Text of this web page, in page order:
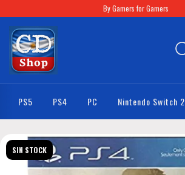
By Gamers for Gamers
PS5 PS4 PC Nintendo Switch 2
SIN STOCK